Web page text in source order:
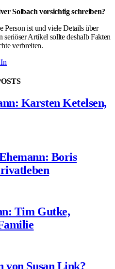
Solbach vorsichtig schreiben?
Person ist und viele Details über
seriöser Artikel sollte deshalb Fakten
verbreiten.
Karsten Ketelsen,
Boris
Tim Gutke,
von Susan Link?